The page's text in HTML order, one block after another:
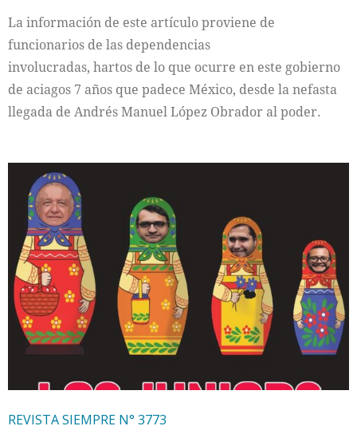
La información de este artículo proviene de
funcionarios de las dependencias
involucradas, hartos de lo que ocurre en este gobierno
de aciagos 7 años que padece México, desde la nefasta
llegada de Andrés Manuel López Obrador al poder.
REVISTA SIEMPRE N° 3773